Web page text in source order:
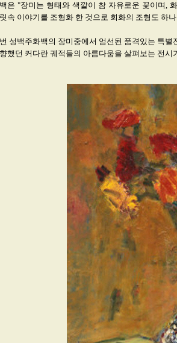
은 "장미는 형태와 색깔이 참 자유로운 꽃이며,
속 이야기를 조형화 한 것으로 회화의 조형도 하
성백주화백의 장미중에서 엄선된 품격있는 특
했던 커다란 궤적들의 아름다움을 살펴보는 전시